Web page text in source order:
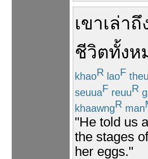
เขาเล่าถึ
ชีวิตทั้งห
khaoR laoF
seuuaF reuuR
khaawngR man
"He told us
the stages
her eggs."